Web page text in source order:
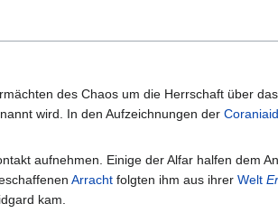
des Chaos um die Herrschaft über das
wird. In den Aufzeichnungen der Coraniaid
aufnehmen. Einige der Alfar halfen dem
Arracht folgten ihm aus ihrer Welt
kam.